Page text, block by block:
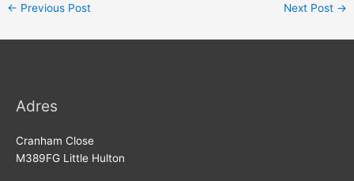
← Previous Post Next Post →
Adres
Cranham Close
M389FG Little Hulton